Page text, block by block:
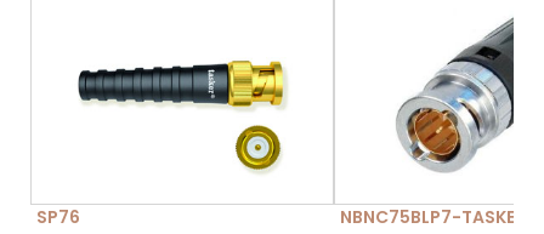
SP76
NBNC75BLP7-